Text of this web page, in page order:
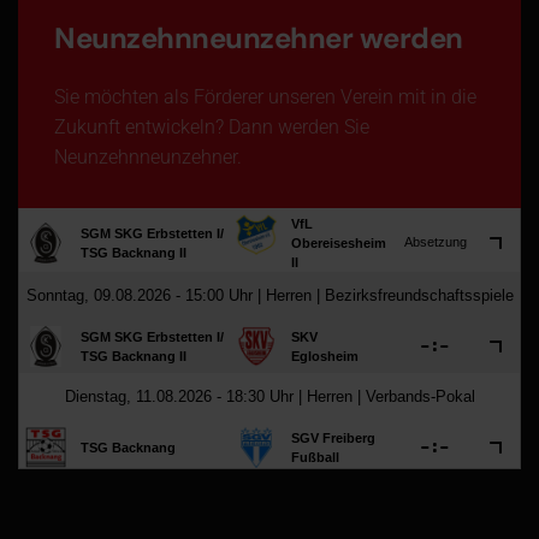
Neunzehnneunzehner werden
Sie möchten als Förderer unseren Verein mit in die
Zukunft entwickeln? Dann werden Sie
Neunzehnneunzehner.